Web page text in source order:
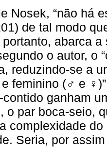
Nosek, “não há
de tal modo
abarca
o autor, o
reduzindo-se a
feminino (♂ e ♀
contido ganham
o par boca-seio,
complexidade
Seria, por